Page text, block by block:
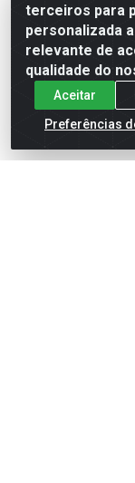
terceiros para
personalizada
relevante de
qualidade do
Aceitar
Preferências